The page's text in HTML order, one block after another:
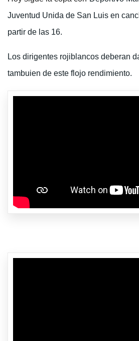
Juventud Unida de San Luis en
partir de las 16.
Los dirigentes rojiblancos deberan
tambuien de este flojo rendimiento.